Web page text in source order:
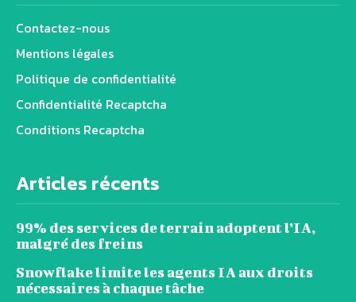
Contactez-nous
Mentions légales
Politique de confidentialité
Confidentialité Recaptcha
Conditions Recaptcha
Articles récents
99% des services de terrain adoptent l’IA,
malgré des freins
Snowflake limite les agents IA aux droits
nécessaires à chaque tâche